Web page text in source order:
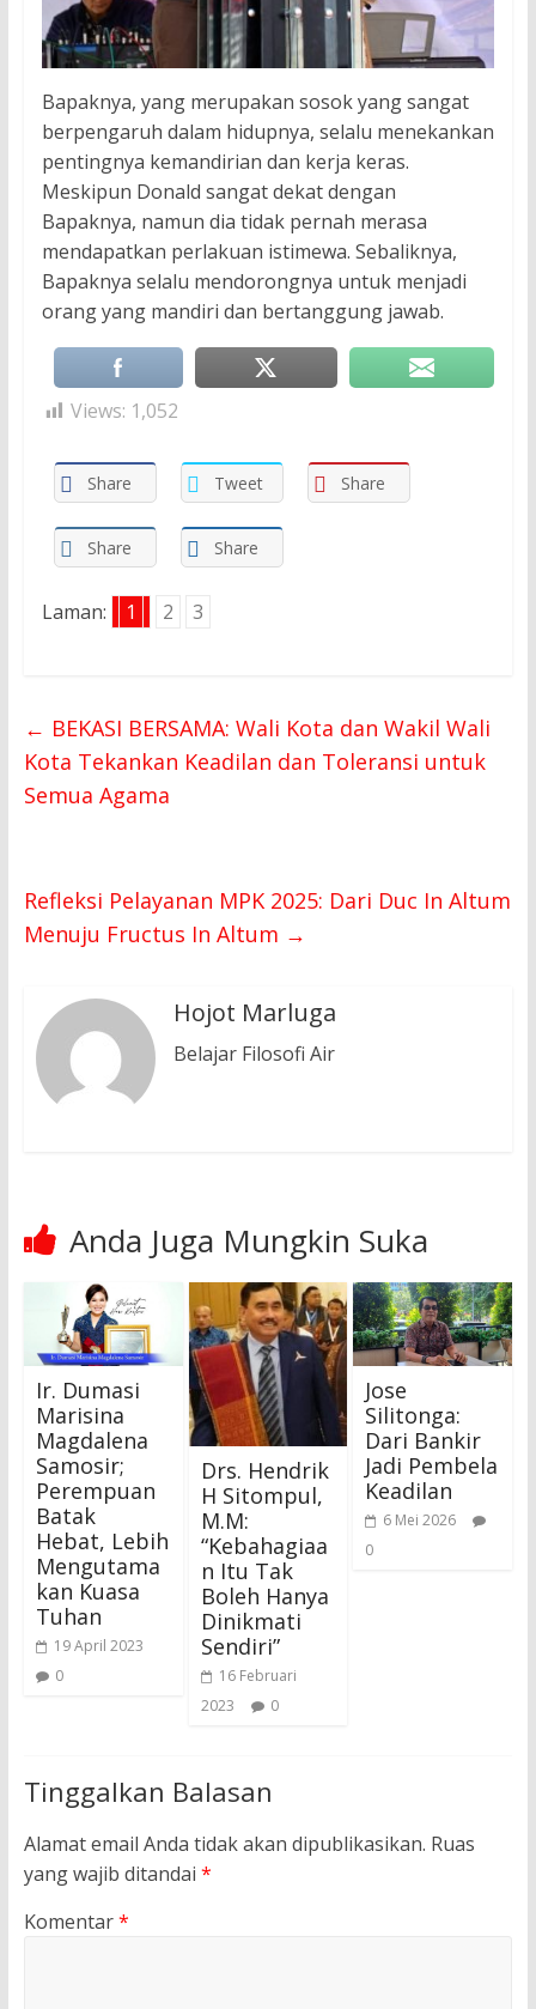
Bapaknya, yang merupakan sosok yang sangat
berpengaruh dalam hidupnya, selalu menekankan
pentingnya kemandirian dan kerja keras.
Meskipun Donald sangat dekat dengan
Bapaknya, namun dia tidak pernah merasa
mendapatkan perlakuan istimewa. Sebaliknya,
Bapaknya selalu mendorongnya untuk menjadi
orang yang mandiri dan bertanggung jawab.
Views: 1,052
Share Tweet Share
Share Share
Laman: 1 2 3
← BEKASI BERSAMA: Wali Kota dan Wakil Wali
Kota Tekankan Keadilan dan Toleransi untuk
Semua Agama
Refleksi Pelayanan MPK 2025: Dari Duc In Altum
Menuju Fructus In Altum →
Hojot Marluga
Belajar Filosofi Air
Anda Juga Mungkin Suka
Ir. Dumasi
Marisina
Magdalena
Samosir;
Perempuan
Batak
Hebat, Lebih
Mengutama
kan Kuasa
Tuhan
19 April 2023
0
Drs. Hendrik
H Sitompul,
M.M:
“Kebahagiaa
n Itu Tak
Boleh Hanya
Dinikmati
Sendiri”
16 Februari
2023
0
Jose
Silitonga:
Dari Bankir
Jadi Pembela
Keadilan
6 Mei 2026
0
Tinggalkan Balasan
Alamat email Anda tidak akan dipublikasikan. Ruas
yang wajib ditandai *
Komentar*